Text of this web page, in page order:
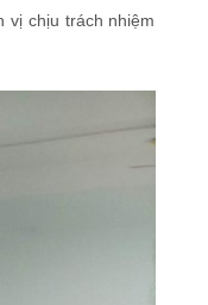
vị chịu trách nhiệm